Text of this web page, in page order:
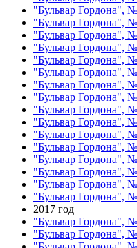
"Бульвар Гордона",
"Бульвар Гордона",
"Бульвар Гордона",
"Бульвар Гордона",
"Бульвар Гордона",
"Бульвар Гордона",
"Бульвар Гордона",
"Бульвар Гордона",
"Бульвар Гордона",
"Бульвар Гордона",
"Бульвар Гордона",
"Бульвар Гордона",
"Бульвар Гордона",
"Бульвар Гордона",
"Бульвар Гордона",
"Бульвар Гордона",
2017 год
"Бульвар Гордона",
"Бульвар Гордона",